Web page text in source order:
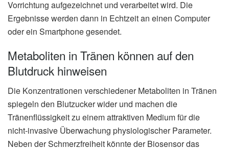
Vorrichtung aufgezeichnet und verarbeitet wird. Die
Ergebnisse werden dann in Echtzeit an einen Computer
oder ein Smartphone gesendet.
Metaboliten in Tränen können auf den
Blutdruck hinweisen
Die Konzentrationen verschiedener Metaboliten in Tränen
spiegeln den Blutzucker wider und machen die
Tränenflüssigkeit zu einem attraktiven Medium für die
nicht-invasive Überwachung physiologischer Parameter.
Neben der Schmerzfreiheit könnte der Biosensor das